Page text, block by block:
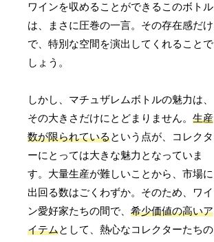
ワインを収めることができるこのボトル
は、まさに圧巻の一言。その存在感だけ
で、特別な空間を演出してくれることで
しょう。
しかし、マチュザレムボトルの魅力は、
その大きさだけにとどまりません。生産
数が限られているという点が、コレクタ
ーにとっては大きな魅力となっていま
す。大量生産が難しいことから、市場に
出回る数はごくわずか。そのため、ワイ
ン愛好家たちの間で、希少価値の高いア
イテムとして、熱心なコレクターたちの